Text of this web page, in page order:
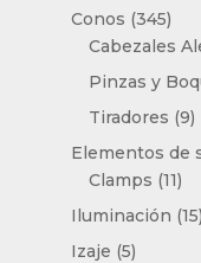
Conos 345345
Cabezales
Pinzas y
Tiradores 99
Elementos de
Clamps 1111
Iluminación 15
Izaje 55